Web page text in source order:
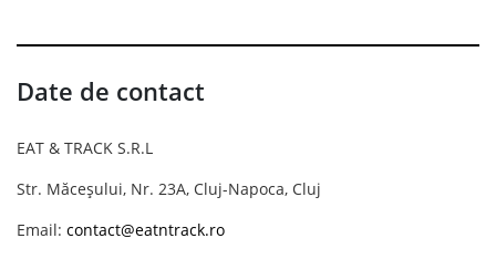
Date de contact
EAT & TRACK S.R.L
Str. Măceșului, Nr. 23A, Cluj-Napoca, Cluj
Email: contact@eatntrack.ro